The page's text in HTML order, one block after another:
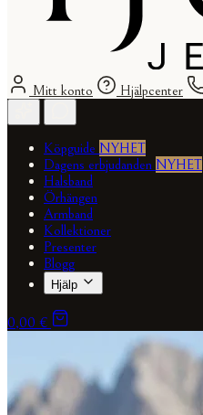
Mitt konto Hjälpcenter
Köpguide NYHET
Dagens erbjudanden NYHET
Halsband
Örhängen
Armband
Kollektioner
Presenter
Blogg
Hjälp
0,00 €